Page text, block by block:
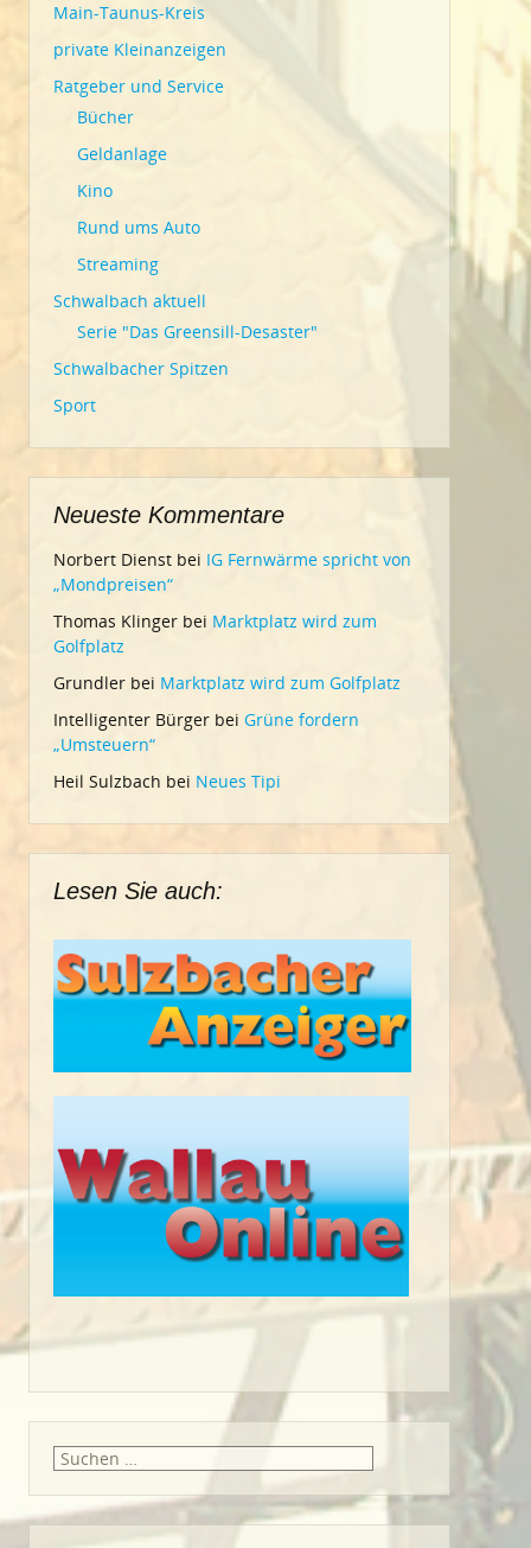
Main-Taunus-Kreis
private Kleinanzeigen
Ratgeber und Service
Bücher
Geldanlage
Kino
Rund ums Auto
Streaming
Schwalbach aktuell
Serie "Das Greensill-Desaster"
Schwalbacher Spitzen
Sport
Neueste Kommentare
Norbert Dienst bei IG Fernwärme spricht von
„Mondpreisen“
Thomas Klinger bei Marktplatz wird zum
Golfplatz
Grundler bei Marktplatz wird zum Golfplatz
Intelligenter Bürger bei Grüne fordern
„Umsteuern“
Heil Sulzbach bei Neues Tipi
Lesen Sie auch:
Suche